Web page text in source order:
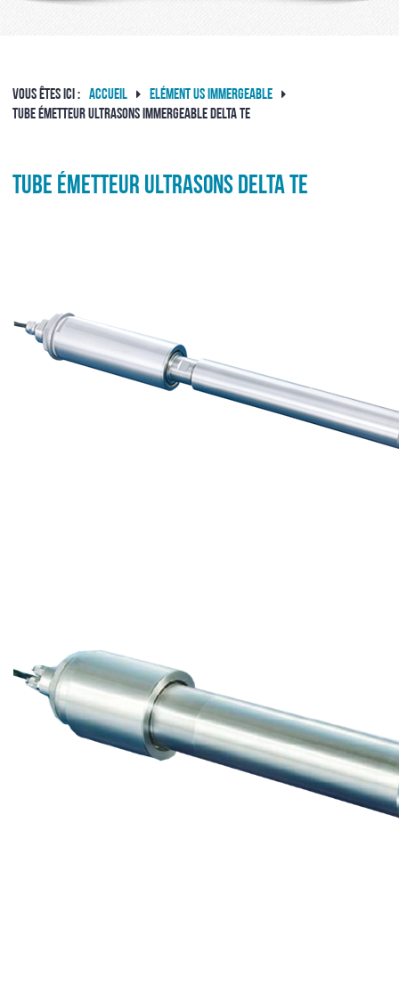
CONSOLE MULTI CUVE
NETTOYAGE ASPERSION
ENTRETIEN & MAINTENANCE
LAVEUR AUTOMATIQUE PAR ASPERSION
AVEC PANIER ROTATIF MECA ESA - VERSION MÉCANIQUE
AVEC PANIER ROTATIF MECA ESA - VERSION DIGITALE
VOUS ÊTES ICI : ACCUEIL
ELÉMENT US IMMERGEABLE
TUBE ÉMETTEUR ULTRASONS IMMERGEABLE DELTA TE
Tube émetteur ultrasons DELTA TE